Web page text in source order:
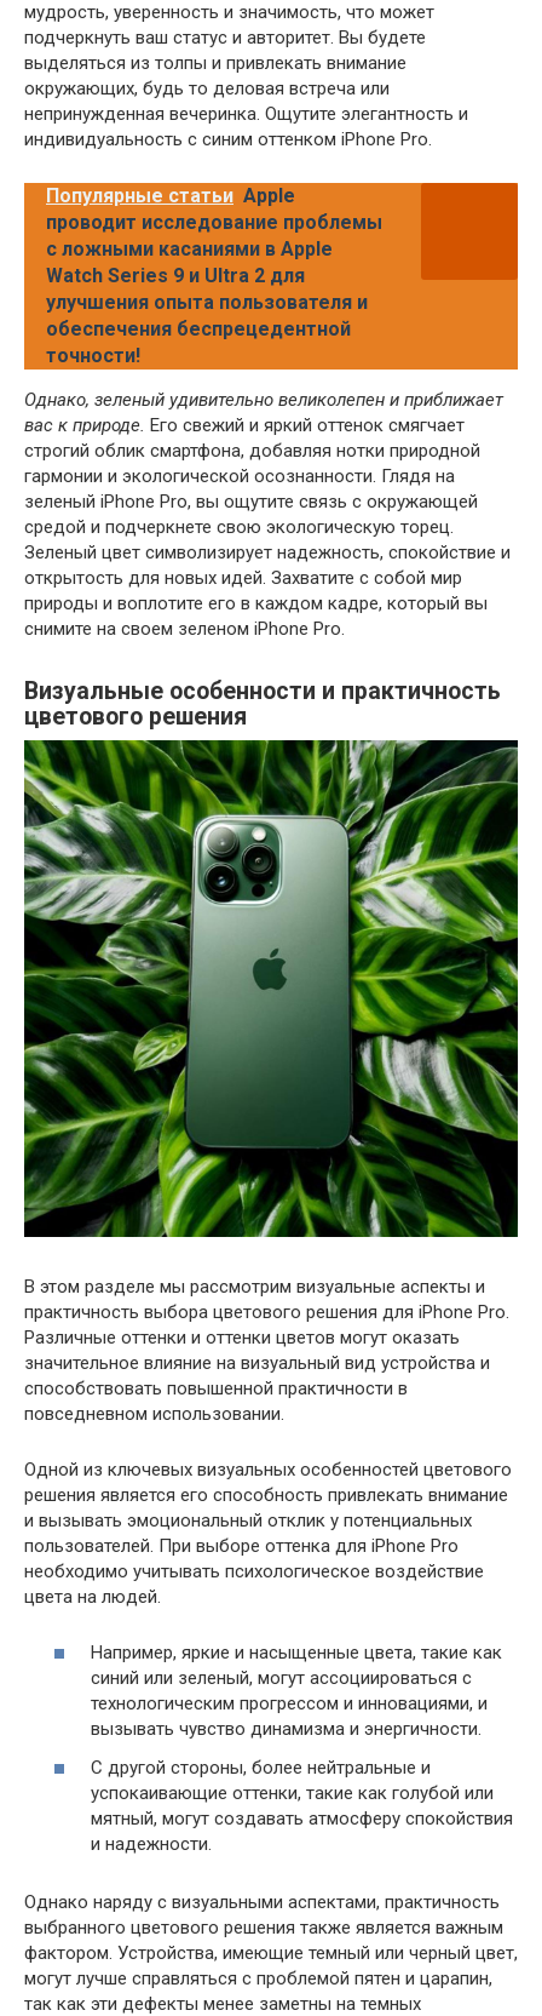
мудрость, уверенность и значимость, что может
подчеркнуть ваш статус и авторитет. Вы будете
выделяться из толпы и привлекать внимание
окружающих, будь то деловая встреча или
непринужденная вечеринка. Ощутите элегантность и
индивидуальность с синим оттенком iPhone Pro.
Популярные статьи Apple
проводит исследование проблемы
с ложными касаниями в Apple
Watch Series 9 и Ultra 2 для
улучшения опыта пользователя и
обеспечения беспрецедентной
точности!
Однако, зеленый удивительно великолепен и приближает
вас к природе. Его свежий и яркий оттенок смягчает
строгий облик смартфона, добавляя нотки природной
гармонии и экологической осознанности. Глядя на
зеленый iPhone Pro, вы ощутите связь с окружающей
средой и подчеркнете свою экологическую торец.
Зеленый цвет символизирует надежность, спокойствие и
открытость для новых идей. Захватите с собой мир
природы и воплотите его в каждом кадре, который вы
снимите на своем зеленом iPhone Pro.
Визуальные особенности и практичность
цветового решения
В этом разделе мы рассмотрим визуальные аспекты и
практичность выбора цветового решения для iPhone Pro.
Различные оттенки и оттенки цветов могут оказать
значительное влияние на визуальный вид устройства и
способствовать повышенной практичности в
повседневном использовании.
Одной из ключевых визуальных особенностей цветового
решения является его способность привлекать внимание
и вызывать эмоциональный отклик у потенциальных
пользователей. При выборе оттенка для iPhone Pro
необходимо учитывать психологическое воздействие
цвета на людей.
Например, яркие и насыщенные цвета, такие как
синий или зеленый, могут ассоциироваться с
технологическим прогрессом и инновациями, и
вызывать чувство динамизма и энергичности.
С другой стороны, более нейтральные и
успокаивающие оттенки, такие как голубой или
мятный, могут создавать атмосферу спокойствия
и надежности.
Однако наряду с визуальными аспектами, практичность
выбранного цветового решения также является важным
фактором. Устройства, имеющие темный или черный цвет,
могут лучше справляться с проблемой пятен и царапин,
так как эти дефекты менее заметны на темных